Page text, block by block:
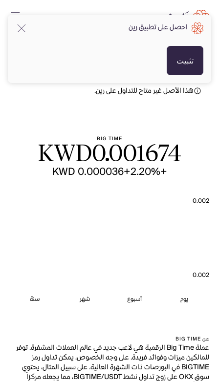
هذا الأصل غير متاح للتداول على رين.
BIG TIME
KWD0.001674
+2.20%
+KWD 0.000036
0.002
0.002
يوم أسبوع شهر سنة
عن BIG TIME
عملة Big Time الرقمية هي لاعب جديد في عالم العملات المشفرة. توفر
للمالكين ميزات وفوائد فريدة. على وجه الخصوص، يمكن تداول رمز
BIGTIME في البورصات ذات الشهرة العالية. على سبيل المثال، يحتوي
سوق OKX على زوج تداول نشط BIGTIME/USDT، مما يجعله مركزاً
احصل على تطبيق رين
تثبيت